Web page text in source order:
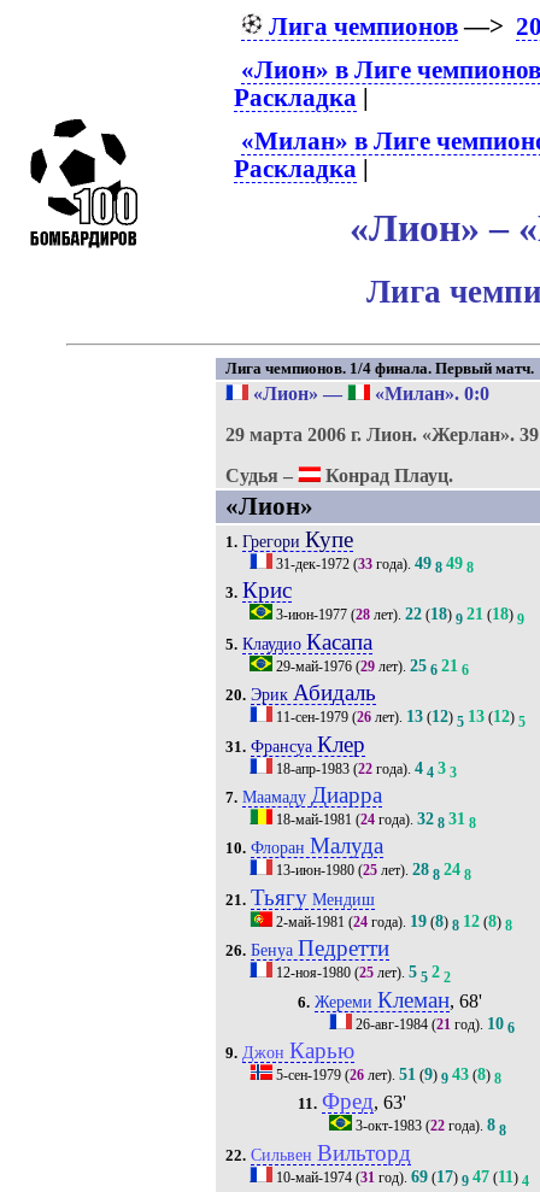
Лига чемпионов—>
«Лион» в Лиге
Раскладка
«Милан» в Лиге
Раскладка |
«Лион» –
Лига
Лига чемпионов. 1/4 финала. Первый матч.
«Лион» — «Милан». 0:0
29 марта 2006 г. Лион. «Жерлан».
Судья –
Конрад Плауц.
«Лион»
1. Грегори Купе
31-дек-1972(33года). 49 8 49 8
3. Крис
3-июн-1977(28лет). 22(18) 9 21(18) 9
5. Клаудио Касапа
29-май-1976(29лет). 25 6 21 6
20. Эрик Абидаль
11-сен-1979(26лет). 13(12) 5 13(12) 5
31. Франсуа Клер
18-апр-1983(22года). 4 4 3 3
7. Маамаду Диарра
18-май-1981 (24года). 32 8 31 8
10. Флоран Малуда
13-июн-1980(25лет). 28 8 24 8
21. ТьягуМендиш
2-май-1981 (24года). 19(8) 8 12(8) 8
26. Бенуа Педретти
12-ноя-1980(25лет). 5 5 2 2
6. Жереми Клеман, 68'
26-авг-1984 (21 год). 10 6
9. Джон Карью
5-сен-1979(26лет). 51(9) 9 43(8) 8
11. Фред, 63'
3-окт-1983 (22 года).8 8
22. Сильвен Вильторд
10-май-1974(31 год). 69(17) 9 47(11) 4